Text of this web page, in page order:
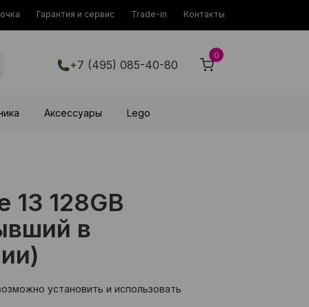
Гарантия и сервис Trade-in Контакты
+7 (495) 085-40-80
0
Аксессуары Lego
13 128GB
в
установить и использовать